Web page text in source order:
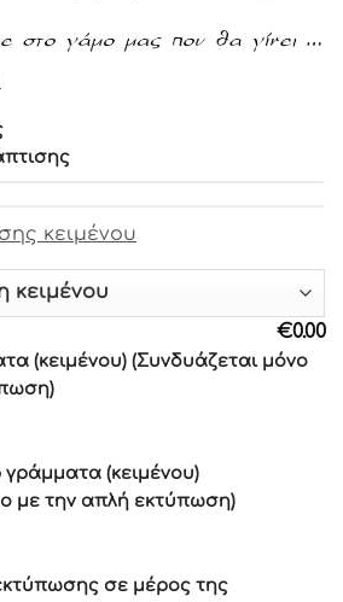
κειμένου
€0.00
(κειμένου) (Συνδυάζεται μόνο
γράμματα (κειμένου)
με την απλή εκτύπωση)
σε μέρος της